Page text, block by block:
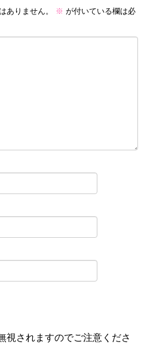
ありません。 ※ が付いている欄は必
視されますのでご注意くださ